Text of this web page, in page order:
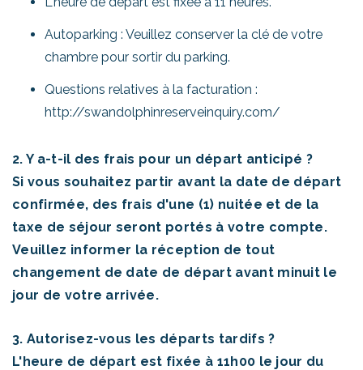
Autoparking : Veuillez conserver la clé de votre
chambre pour sortir du parking.
Questions relatives à la facturation :
http://swandolphinreserveinquiry.com/
2. Y a-t-il des frais pour un départ anticipé ?
Si vous souhaitez partir avant la date de départ
confirmée, des frais d'une (1) nuitée et de la
taxe de séjour seront portés à votre compte.
Veuillez informer la réception de tout
changement de date de départ avant minuit le
jour de votre arrivée.
3. Autorisez-vous les départs tardifs ?
L'heure de départ est fixée à 11h00 le jour du